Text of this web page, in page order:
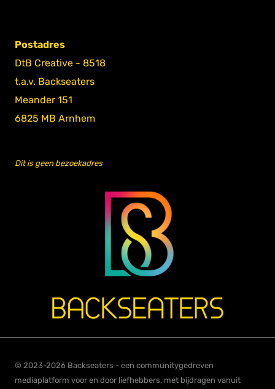
Postadres
DtB Creative - 8518
t.a.v. Backseaters
Meander 151
6825 MB Arnhem
Dit is geen bezoekadres
© 2023-2026 Backseaters - een communitygedreven
mediaplatform voor en door liefhebbers, met bijdragen vanuit